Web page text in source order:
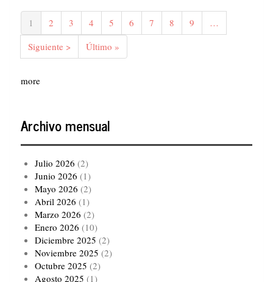
Paginación
Página
actual
1 Página
2 Página
3 Página
4 Página
5 Página
6 Página
7 Página
8 Página
9
…
Siguiente
página
Siguiente >
Última
página
Último »
more
Archivo mensual
Julio 2026 (2)
Junio 2026 (1)
Mayo 2026 (2)
Abril 2026 (1)
Marzo 2026 (2)
Enero 2026 (10)
Diciembre 2025 (2)
Noviembre 2025 (2)
Octubre 2025 (2)
Agosto 2025 (1)